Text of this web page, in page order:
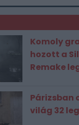
Komoly
hozott a
Remake
Párizsban
világ 32